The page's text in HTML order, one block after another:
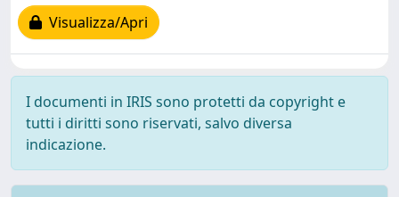
Visualizza/Apri
I documenti in IRIS sono protetti da copyright e
tutti i diritti sono riservati, salvo diversa
indicazione.